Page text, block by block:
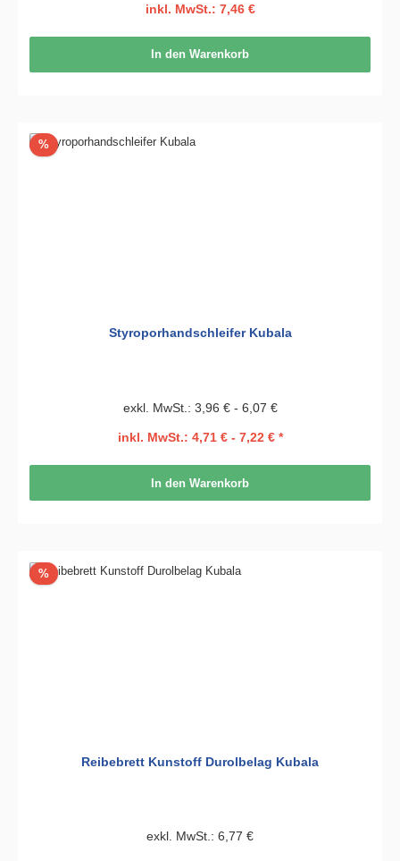
inkl. MwSt.: 7,46 €
In den Warenkorb
%Rabatt
Styroporhandschleifer Kubala
exkl. MwSt.: 3,96 € - 6,07 €
inkl. MwSt.: 4,71 € - 7,22 € *
In den Warenkorb
%Rabatt
Reibebrett Kunstoff Durolbelag Kubala
exkl. MwSt.: 6,77 €